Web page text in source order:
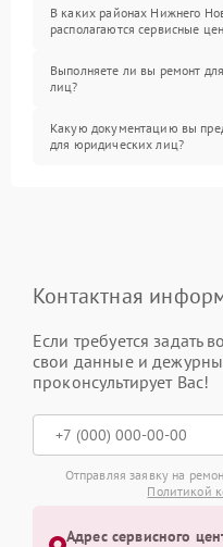
В каких районах Нижнего
располагаются сервисные
Выполняете ли вы ремонт
лиц?
Какую документацию вы
для юридических лиц?
Контактная
Если требуется задать
свои данные и
проконсультирует Вас!
Отправляя заявку на
Политикой
Адрес сервисного